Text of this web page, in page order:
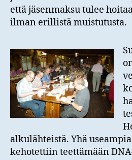
että jäsenmaksu tulee
ilman erillistä muistutusta.
alkulähteistä. Yhä
kehotettiin teettämään